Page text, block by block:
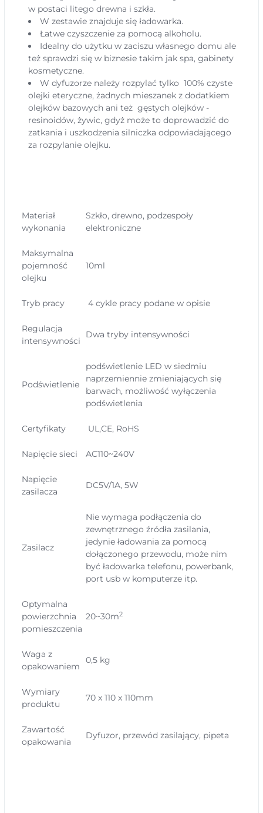
w postaci litego drewna i szkła.
W zestawie znajduje się ładowarka.
Łatwe czyszczenie za pomocą alkoholu.
Idealny do użytku w zaciszu własnego domu ale
też sprawdzi się w biznesie takim jak spa, gabinety
kosmetyczne.
W dyfuzorze należy rozpylać tylko 100% czyste
olejki eteryczne, żadnych mieszanek z dodatkiem
olejków bazowych ani też gęstych olejków -
resinoidów, żywic, gdyż może to doprowadzić do
zatkania i uszkodzenia silniczka odpowiadającego
za rozpylanie olejku.
Materiał
wykonania
Szkło, drewno, podzespoły
elektroniczne
Maksymalna
pojemność
olejku
10ml
Tryb pracy 4 cykle pracy podane w opisie
Regulacja
intensywności
Dwa tryby intensywności
Podświetlenie
podświetlenie LED w siedmiu
naprzemiennie zmieniających się
barwach, możliwość wyłączenia
podświetlenia
Certyfikaty UL,CE, RoHS
Napięcie sieci AC110~240V
Napięcie
zasilacza
DC5V/1A, 5W
Zasilacz
Nie wymaga podłączenia do
zewnętrznego źródła zasilania,
jedynie ładowania za pomocą
dołączonego przewodu, może nim
być ładowarka telefonu, powerbank,
port usb w komputerze itp.
Optymalna
powierzchnia
pomieszczenia
20~30m2
Waga z
opakowaniem
0,5 kg
Wymiary
produktu
70 x 110 x 110mm
Zawartość
opakowania
Dyfuzor, przewód zasilający, pipeta